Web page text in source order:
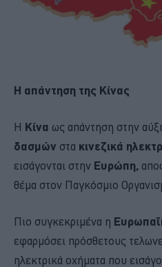
H απάντηση της Κίνας
Η Κίνα ως απάντηση στην
δασμών στα κινεζικά
εισάγονται στην Ευρώπη,
θέμα στον Παγκόσμιο
Πιο συγκεκριμένα η
εφαρμόσει πρόσθετους
ηλεκτρικά οχήματα που